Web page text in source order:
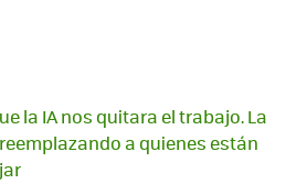
la IA nos quitara el trabajo. La
a quienes están